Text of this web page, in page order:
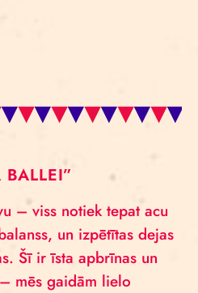
– viss notiek tepat acu
un izpētītas dejas
Šī ir īsta apbrīnas un
mēs gaidām lielo